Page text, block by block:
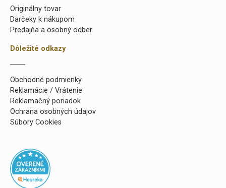
Originálny tovar
Darčeky k nákupom
Predajňa a osobný odber
Dôležité odkazy
Obchodné podmienky
Reklamácie / Vrátenie
Reklamačný poriadok
Ochrana osobných údajov
Súbory Cookies